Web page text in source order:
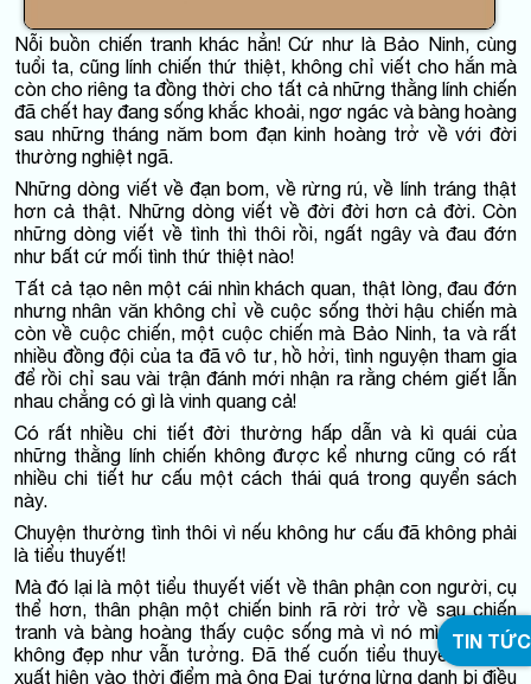
TIN TỨC
Nỗi buồn chiến tranh khác hẳn! Cứ như là Bảo Ninh, cùng
tuổi ta, cũng lính chiến thứ thiệt, không chỉ viết cho hắn mà
còn cho riêng ta đồng thời cho tất cả những thằng lính chiến
đã chết hay đang sống khắc khoải, ngơ ngác và bàng hoàng
sau những tháng năm bom đạn kinh hoàng trở về với đời
thường nghiệt ngã.
Những dòng viết về đạn bom, về rừng rú, về lính tráng thật
hơn cả thật. Những dòng viết về đời đời hơn cả đời. Còn
những dòng viết về tình thì thôi rồi, ngất ngây và đau đớn
như bất cứ mối tình thứ thiệt nào!
Tất cả tạo nên một cái nhìn khách quan, thật lòng, đau đớn
nhưng nhân văn không chỉ về cuộc sống thời hậu chiến mà
còn về cuộc chiến, một cuộc chiến mà Bảo Ninh, ta và rất
nhiều đồng đội của ta đã vô tư, hồ hởi, tình nguyện tham gia
để rồi chỉ sau vài trận đánh mới nhận ra rằng chém giết lẫn
nhau chẳng có gì là vinh quang cả!
Có rất nhiều chi tiết đời thường hấp dẫn và kì quái của
những thằng lính chiến không được kể nhưng cũng có rất
nhiều chi tiết hư cấu một cách thái quá trong quyển sách
này.
Chuyện thường tình thôi vì nếu không hư cấu đã không phải
là tiểu thuyết!
Mà đó lại là một tiểu thuyết viết về thân phận con người, cụ
thể hơn, thân phận một chiến binh rã rời trở về sau chiến
tranh và bàng hoàng thấy cuộc sống mà vì nó mình hi sinh
không đẹp như vẫn tưởng. Đã thế cuốn tiểu thuyết này lại
xuất hiện vào thời điểm mà ông Đại tướng lừng danh bị điều